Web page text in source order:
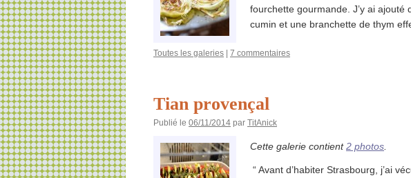
fourchette gourmande. J’y ai
cumin et une branchette de thym
Toutes les galeries 7 commentaires
Tian provençal
Publié le 06/11/2014 par TitAnick
Cette galerie contient2 photos
“ Avant d’habiter Strasbourg, j’ai